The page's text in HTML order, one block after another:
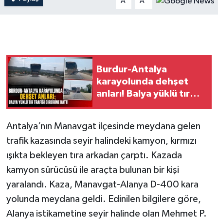
Burdur-Antalya
karayolunda dehşet
anları! Balya yüklü tır
Antalya’nın Manavgat ilçesinde meydana gelen
trafik kazasında seyir halindeki kamyon, kırmızı
ışıkta bekleyen tıra arkadan çarptı. Kazada
kamyon sürücüsü ile araçta bulunan bir kişi
yaralandı. Kaza, Manavgat-Alanya D-400 kara
yolunda meydana geldi. Edinilen bilgilere göre,
Alanya istikametine seyir halinde olan Mehmet P.